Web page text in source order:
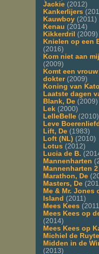
Jackie (2012)
Kankerlijers
Kauwboy (2011)
Kenau (2014)
Kikkerdril
(2009)
Knielen op een
(2016)
Kom niet aan
(2009)
Komt een
dokter(2009)
Koning van
Laatste dagen
Blank, De (2009)
Lek (2000)
LelleBelle (2010)
Leve
Lift, De (1983)
Loft (NL) (2010)
Lotus (2012)
Lucia de B.
Mannenharten
Mannenharten 2
Marathon, De
Masters, De
Me & Mr. Jones
Island (2011)
Mees Kees
Mees Kees op
(2014)
Mees Kees op
Michiel de
Midden in de
(2013)